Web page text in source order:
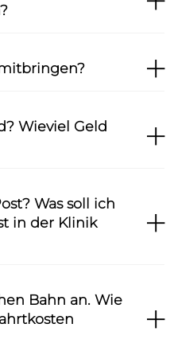
Wieviel Geld
Was soll ich
in der Klinik
Bahn an. Wie